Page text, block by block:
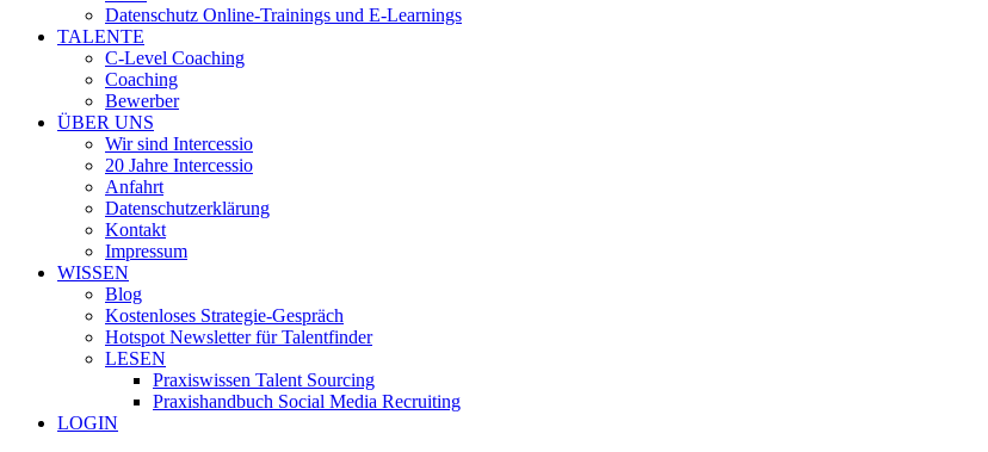
Datenschutz Online-Trainings und E-Learnings
TALENTE
C-Level Coaching
Coaching
Bewerber
ÜBER UNS
Wir sind Intercessio
20 Jahre Intercessio
Anfahrt
Datenschutzerklärung
Kontakt
Impressum
WISSEN
Blog
Kostenloses Strategie-Gespräch
Hotspot Newsletter für Talentfinder
LESEN
Praxiswissen Talent Sourcing
Praxishandbuch Social Media Recruiting
LOGIN